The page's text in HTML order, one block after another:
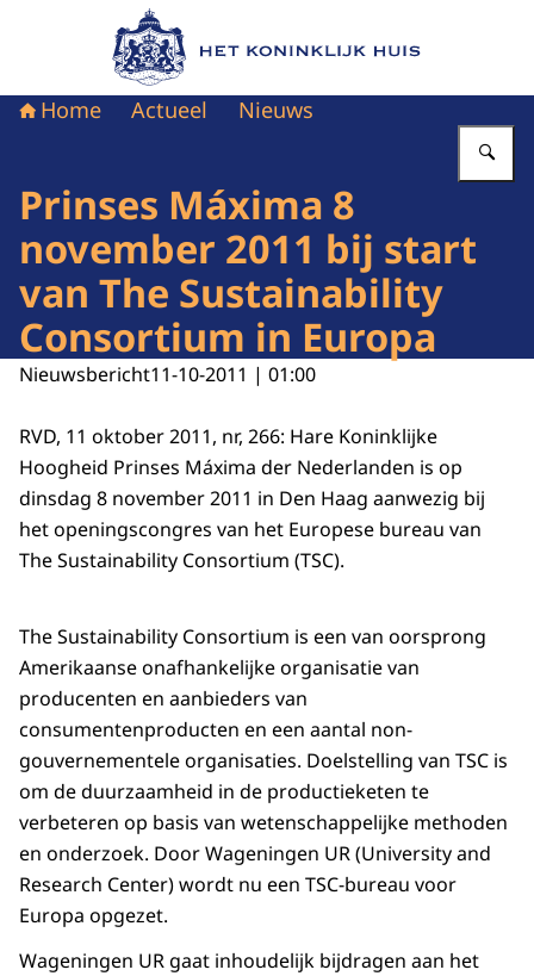
Naar de homepage van Het Koninklijk Huis
Home Actueel Nieuws
Prinses Máxima 8
november 2011 bij start
van The Sustainability
Consortium in Europa
Nieuwsbericht11-10-2011 | 01:00
RVD, 11 oktober 2011, nr, 266: Hare Koninklijke
Hoogheid Prinses Máxima der Nederlanden is op
dinsdag 8 november 2011 in Den Haag aanwezig bij
het openingscongres van het Europese bureau van
The Sustainability Consortium (TSC).
The Sustainability Consortium is een van oorsprong
Amerikaanse onafhankelijke organisatie van
producenten en aanbieders van
consumentenproducten en een aantal non-
gouvernementele organisaties. Doelstelling van TSC is
om de duurzaamheid in de productieketen te
verbeteren op basis van wetenschappelijke methoden
en onderzoek. Door Wageningen UR (University and
Research Center) wordt nu een TSC-bureau voor
Europa opgezet.
Wageningen UR gaat inhoudelijk bijdragen aan het